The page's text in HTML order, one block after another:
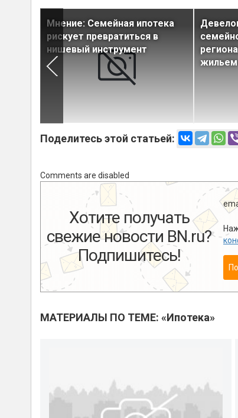
Мнение: Семейная ипотека
рискует превратиться в
нишевый инструмент
жильем
Поделитесь этой статьей:
Comments are disabled
Хотите получать
свежие новости BN.ru?
Подпишитесь!
МАТЕРИАЛЫ ПО ТЕМЕ: «Ипотека»